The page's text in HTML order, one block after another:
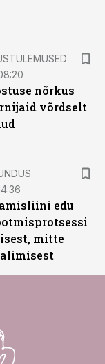
nõrkus
võrdselt
edu
mitte